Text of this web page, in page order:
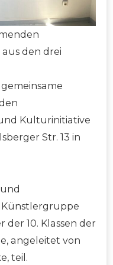
den drei
Kulturinitiative
Str. 13 in
Künstlergruppe
10. Klassen der
angeleitet von
teil.